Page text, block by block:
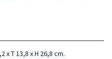
x T 13,8 x H 26,8 cm.